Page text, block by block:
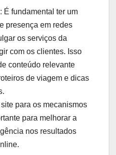
É fundamental ter um
presença em redes
os serviços da
com os clientes. Isso
conteúdo relevante
de viagem e dicas
para os mecanismos
para melhorar a
nos resultados